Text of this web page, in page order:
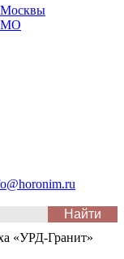
Москвы
МО
«УРД-Гранит»